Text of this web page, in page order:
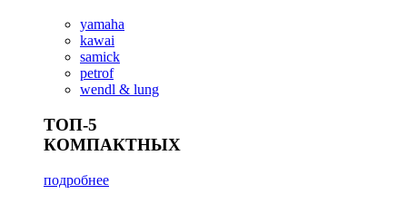
yamaha
kawai
samick
petrof
wendl & lung
ТОП-5
КОМПАКТНЫХ
подробнее